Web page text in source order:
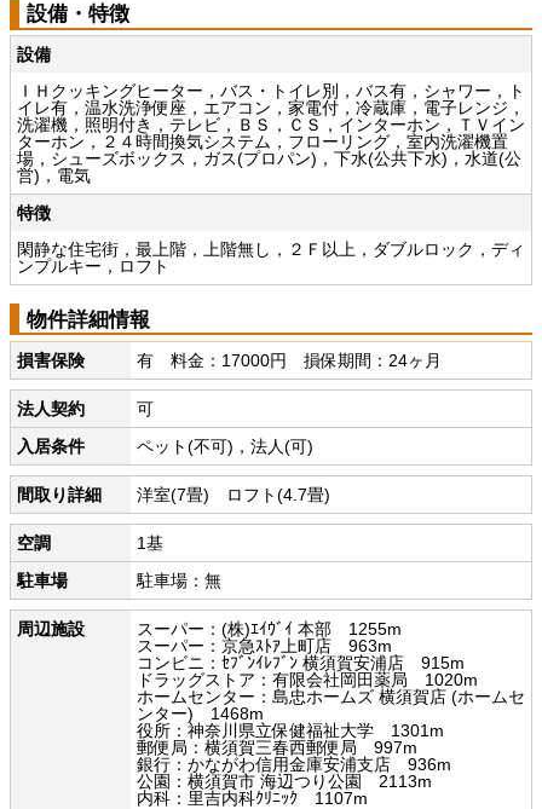
設備・特徴
設備
ＩＨクッキングヒーター，バス・トイレ別，バス有，シャワー，ト
イレ有，温水洗浄便座，エアコン，家電付，冷蔵庫，電子レンジ，
洗濯機，照明付き，テレビ，ＢＳ，ＣＳ，インターホン，ＴＶイン
ターホン，２４時間換気システム，フローリング，室内洗濯機置
場，シューズボックス，ガス(プロパン)，下水(公共下水)，水道(公
営)，電気
特徴
閑静な住宅街，最上階，上階無し，２Ｆ以上，ダブルロック，ディ
ンプルキー，ロフト
物件詳細情報
損害保険 有 料金：17000円 損保期間：24ヶ月
法人契約
可
入居条件
ペット(不可)，法人(可)
間取り詳細 洋室(7畳) ロフト(4.7畳)
空調
1基
駐車場
駐車場：無
周辺施設
スーパー：(株)ｴｲｳﾞｲ 本部 1255m
スーパー：京急ｽﾄｱ上町店 963m
コンビニ：ｾﾌﾞﾝｲﾚﾌﾞﾝ 横須賀安浦店 915m
ドラッグストア：有限会社岡田薬局 1020m
ホームセンター：島忠ホームズ 横須賀店 (ホームセ
ンター) 1468m
役所：神奈川県立保健福祉大学 1301m
郵便局：横須賀三春西郵便局 997m
銀行：かながわ信用金庫安浦支店 936m
公園：横須賀市 海辺つり公園 2113m
内科：里吉内科ｸﾘﾆｯｸ 1107m